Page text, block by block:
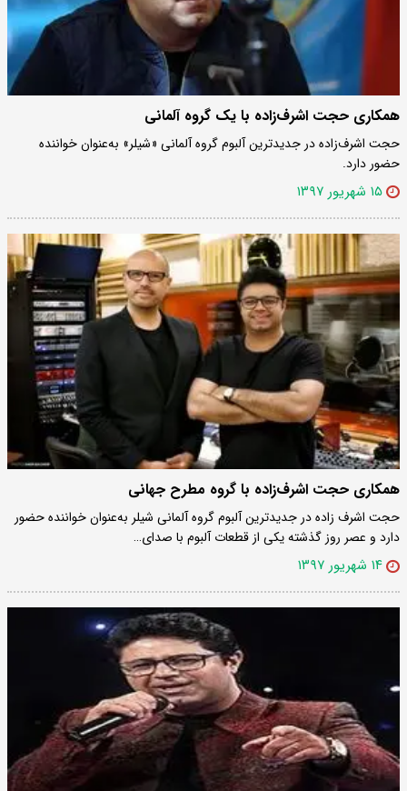
همکاری حجت اشرف‌زاده با یک گروه آلمانی
حجت اشرف‌زاده در جدیدترین آلبوم گروه آلمانی «شیلر» به‌عنوان خواننده
حضور دارد.
۱۵ شهریور ۱۳۹۷
همکاری حجت اشرف‌زاده با گروه مطرح جهانی
حجت اشرف زاده در جدیدترین آلبوم گروه آلمانی شیلر به‌عنوان خواننده حضور
دارد و عصر روز گذشته یکی از قطعات آلبوم با صدای…
۱۴ شهریور ۱۳۹۷